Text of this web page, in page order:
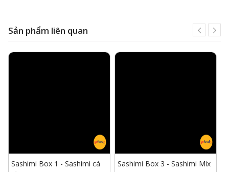
Sản phẩm liên quan
Sashimi Box 1 - Sashimi cá
Sashimi Box 3 - Sashimi Mix